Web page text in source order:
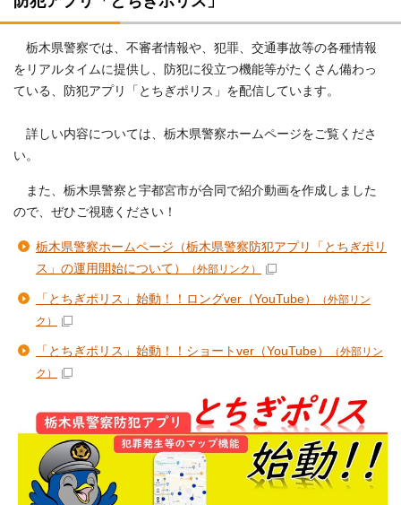
栃木県警察では、不審者情報や、犯罪、交通事故等の各種情報
をリアルタイムに提供し、防犯に役立つ機能等がたくさん備わっ
ている、防犯アプリ「とちぎポリス」を配信しています。
詳しい内容については、栃木県警察ホームページをご覧くださ
い。
また、栃木県警察と宇都宮市が合同で紹介動画を作成しました
ので、ぜひご視聴ください！
栃木県警察ホームページ（栃木県警察防犯アプリ「とちぎポリ
ス」の運用開始について）
（外部リンク）
「とちぎポリス」始動！！ロングver（YouTube）
（外部リン
ク）
「とちぎポリス」始動！！ショートver（YouTube）
（外部リン
ク）